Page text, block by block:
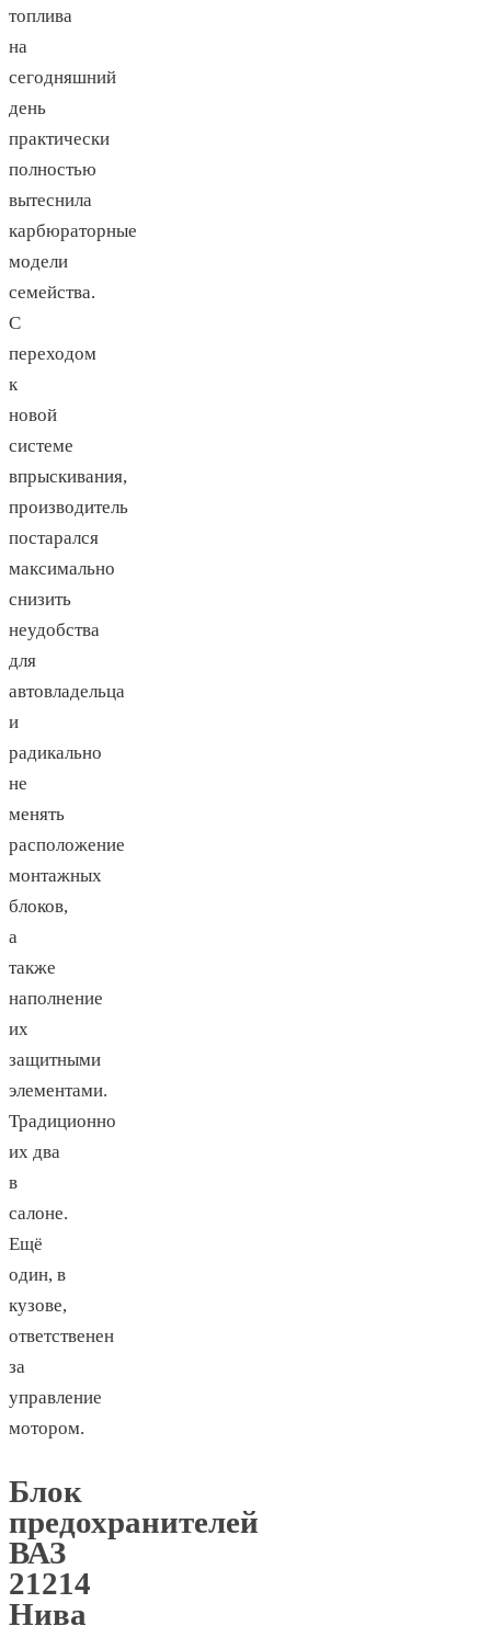
топлива
на
сегодняшний
день
практически
полностью
вытеснила
карбюраторные
модели
семейства.
С
переходом
к
новой
системе
впрыскивания,
производитель
постарался
максимально
снизить
неудобства
для
автовладельца
и
радикально
не
менять
расположение
монтажных
блоков,
а
также
наполнение
их
защитными
элементами.
Традиционно
их два
в
салоне.
Ещё
один, в
кузове,
ответственен
за
управление
мотором.
Блок
предохранителей
ВАЗ
21214
Нива